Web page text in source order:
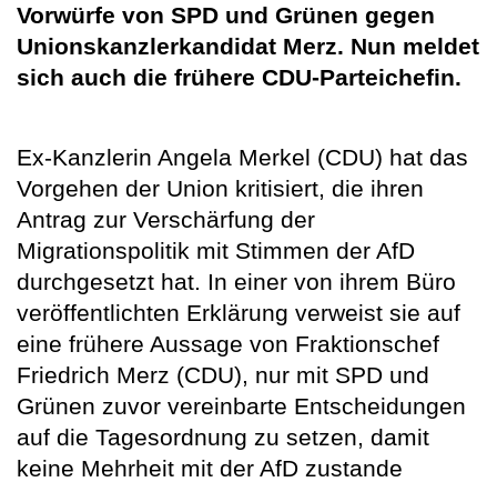
Vorwürfe von SPD und Grünen gegen
Unionskanzlerkandidat Merz. Nun meldet
sich auch die frühere CDU-Parteichefin.
Ex-Kanzlerin Angela Merkel (CDU) hat das
Vorgehen der Union kritisiert, die ihren
Antrag zur Verschärfung der
Migrationspolitik mit Stimmen der AfD
durchgesetzt hat. In einer von ihrem Büro
veröffentlichten Erklärung verweist sie auf
eine frühere Aussage von Fraktionschef
Friedrich Merz (CDU), nur mit SPD und
Grünen zuvor vereinbarte Entscheidungen
auf die Tagesordnung zu setzen, damit
keine Mehrheit mit der AfD zustande